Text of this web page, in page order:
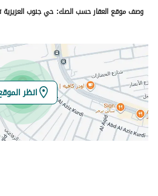
الرقم الاضافي
8401
خط العرض
خط الطول
تفاصيل العقار
نوع الإعلان
للبيع
وصف موقع العقار حسب الصك: حي جنوب العزيزية تقسيم رقم 1
انظر